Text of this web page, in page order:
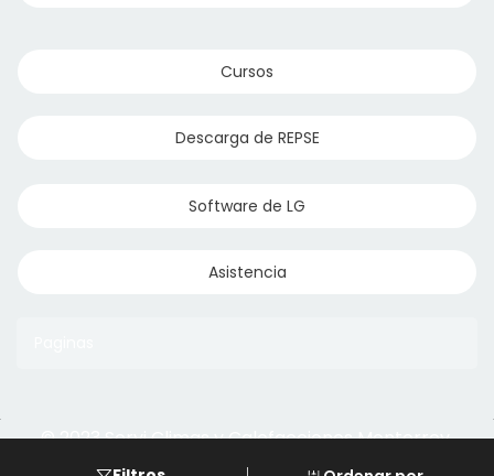
Cursos
Descarga de REPSE
Software de LG
Asistencia
Aqua Aero
© 2023 Servi Climas y Calefacciones Monterrey
Powered by Climasmonterrey.com